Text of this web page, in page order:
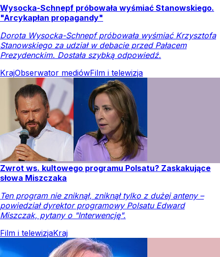
Wysocka-Schnepf próbowała wyśmiać Stanowskiego.
"Arcykapłan propagandy"
Dorota Wysocka-Schnepf próbowała wyśmiać Krzysztofa
Stanowskiego za udział w debacie przed Pałacem
Prezydenckim. Dostała szybką odpowiedź.
KrajObserwator mediówFilm i telewizja
Zwrot ws. kultowego programu Polsatu? Zaskakujące
słowa Miszczaka
Ten program nie zniknął, zniknął tylko z dużej anteny –
powiedział dyrektor programowy Polsatu Edward
Miszczak, pytany o "Interwencję".
Film i telewizjaKraj